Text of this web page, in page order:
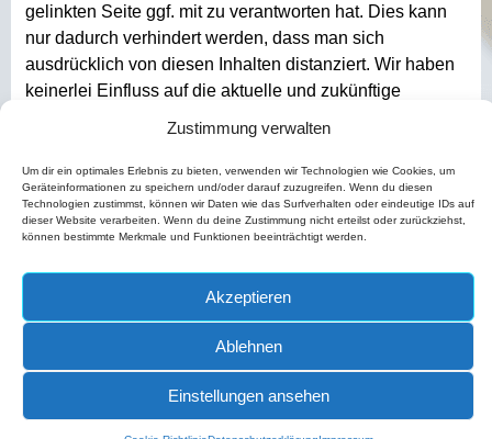
Zustimmung verwalten
Um dir ein optimales Erlebnis zu bieten, verwenden wir Technologien wie Cookies, um
Geräteinformationen zu speichern und/oder darauf zuzugreifen. Wenn du diesen
Technologien zustimmst, können wir Daten wie das Surfverhalten oder eindeutige IDs auf
dieser Website verarbeiten. Wenn du deine Zustimmung nicht erteilst oder zurückziehst,
können bestimmte Merkmale und Funktionen beeinträchtigt werden.
Akzeptieren
Ablehnen
Einstellungen ansehen
gelinkten Seite ggf. mit zu verantworten hat. Dies kann
nur dadurch verhindert werden, dass man sich
ausdrücklich von diesen Inhalten distanziert. Wir haben
keinerlei Einfluss auf die aktuelle und zukünftige
Seiten. Deshalb distanzieren wir uns hiermit
ausdrücklich von allen Inhalten aller
gelinkten/verknüpften Seiten, die nach der Linksetzung
verändert wurden. Diese Feststellung gilt für alle
innerhalb des eigenen Internetangebotes gesetzten.
Datenschutzerklärung
Besuchen Sie uns auch auf